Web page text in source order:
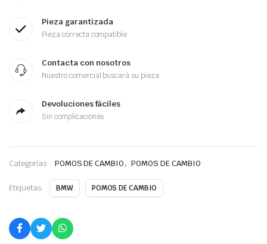
Pieza garantizada
Pieza correcta compatible
Contacta con nosotros
Nuestro comercial buscará su pieza
Devoluciones fáciles
Sin complicaciones
Categorías: POMOS DE CAMBIO, POMOS DE CAMBIO
Etiquetas: BMW POMOS DE CAMBIO